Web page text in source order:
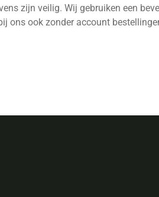
zijn veilig. Wij gebruiken een
ons ook zonder account